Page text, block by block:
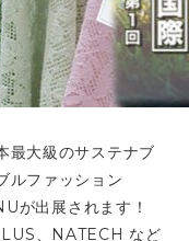
大級のサステナブ
ルファッション
が出展されます！
、NATECH など